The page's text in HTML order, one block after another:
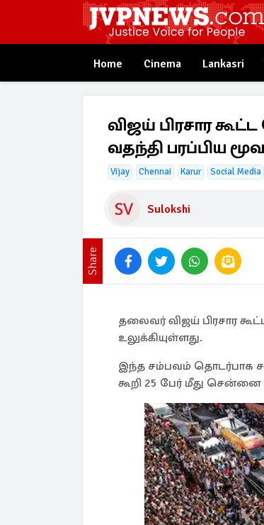
Home Cinema Lankasri
விஜய் பிரசார
வதந்தி பரப்பிய
Vijay Chennai Karur Social Media
Sulokshi
Share
தலைவர் விஜய் பிரசார
உலுக்கியுள்ளது.
இந்த சம்பவம் தொடர்பாக
கூறி 25 பேர் மீது